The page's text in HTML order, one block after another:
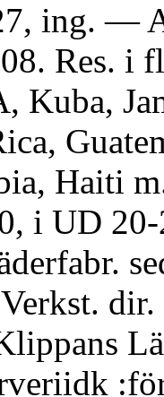
ing. —
Res. i
Kuba,
Haiti
i UD
dir.